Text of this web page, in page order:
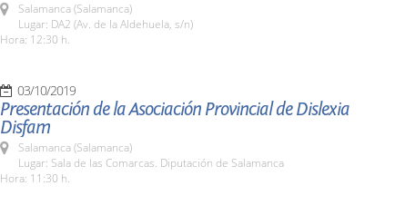
Salamanca (Salamanca)
Lugar: DA2 (Av. de la Aldehuela, s/n)
Hora: 12:30 h.
03/10/2019
Presentación de la Asociación Provincial de Dislexia
Disfam
Salamanca (Salamanca)
Lugar: Sala de las Comarcas. Diputación de Salamanca
Hora: 11:30 h.